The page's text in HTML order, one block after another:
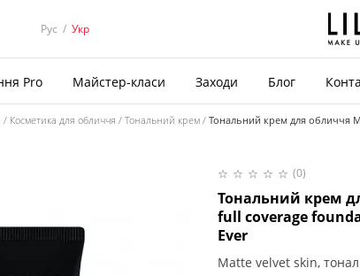
Рус / Укр
Pro Майстер-класи Заходи Блог
Косметика для обличчя Тональний крем Тональний крем для обличчя
(0)
Тональний крем
full coverage
Ever
Matte velvet skin,